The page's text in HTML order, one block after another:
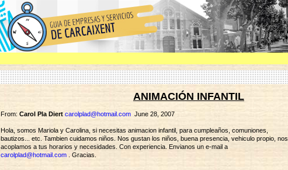
ANIMACIÓN INFANTIL
From: Carol Pla Diert carolplad@hotmail.com June 28, 2007
Hola, somos Mariola y Carolina, si necesitas animacion infantil, para cumpleaños, comuniones,
bautizos... etc. Tambien cuidamos niños. Nos gustan los niños, buena presencia, vehiculo propio, nos
acoplamos a tus horarios y necesidades. Con experiencia. Envianos un e-mail a
carolplad@hotmail.com . Gracias.